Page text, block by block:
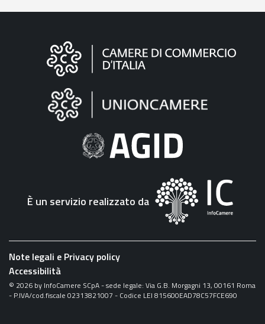
Informazioni
"Fattura
Elettronica"
È un servizio realizzato da
Note legali e Privacy policy
Accessibilità
© 2026 by InfoCamere SCpA - sede legale: Via G.B. Morgagni 13, 00161 Roma
- P.IVA/cod.fiscale 02313821007 - Codice LEI 815600EAD78C57FCE690